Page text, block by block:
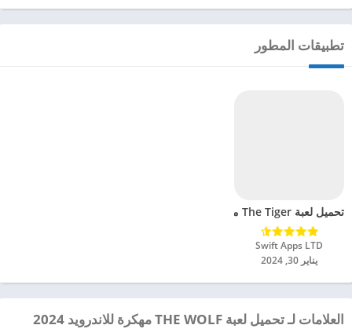
تطبيقات المطور
تحميل لعبة The Tiger مهكرة للاندرويد 2024
Swift Apps LTD‏
يناير 30, 2024
العلامات لـ تحميل لعبة THE WOLF مهكرة للاندرويد 2024